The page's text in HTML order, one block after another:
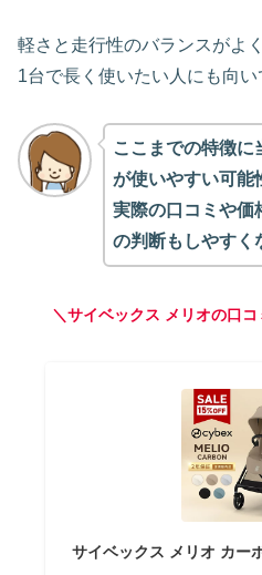
軽さと走行性のバランスがよく
1台で長く使いたい人にも向い
ここまでの特徴に
が使いやすい可能
実際の口コミや価
の判断もしやすく
＼サイベックス メリオの口
サイベックス メリオ カー